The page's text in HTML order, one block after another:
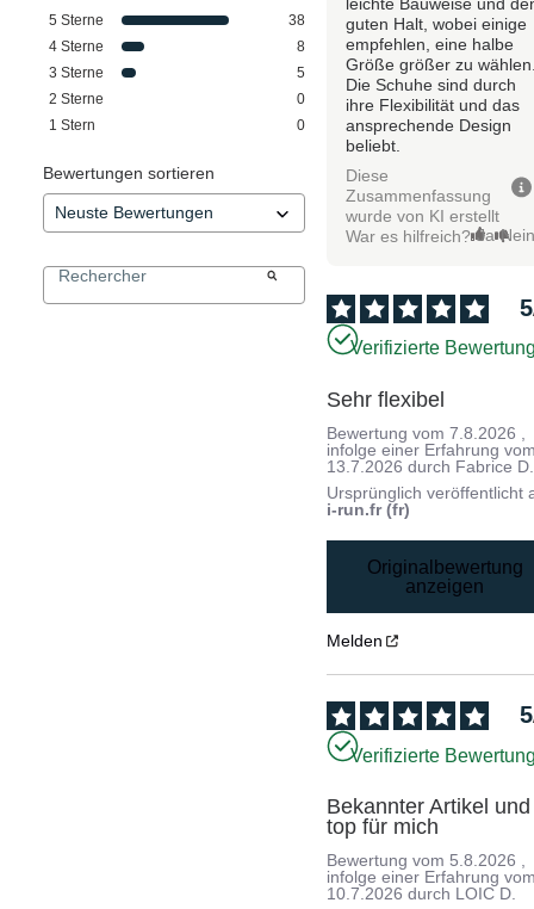
5 Sterne
38
4 Sterne
8
3 Sterne
5
2 Sterne
0
1 Stern 0
Bewertungen sortieren
guten Halt, wobei einige
empfehlen, eine halbe
Größe größer zu
Die Schuhe sind durch
ihre Flexibilität und das
ansprechende Design
beliebt.
Diese
Zusammenfassung
wurde von KI erstellt
War es hilfreich? Ja
5
Verifizierte
Sehr flexibel
Bewertung vom7.8.2026
infolge einer Erfahrung
13.7.2026 durch Fabrice D.
Ursprünglich veröffentlicht
i-run.fr (fr)
Originalbewertung
anzeigen
Melden
5
Verifizierte
Bekannter Artikel und
top für mich
Bewertung vom 5.8.2026 ,
infolge einer Erfahrung
10.7.2026 durch LOIC D.